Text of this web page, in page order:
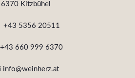
6370 Kitzbühel
+43 5356 20511
+43 660 999 6370
info@weinherz.at